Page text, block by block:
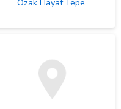
Özak Hayat Tepe